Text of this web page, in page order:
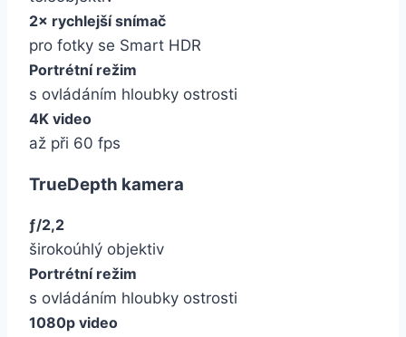
2× rychlejší snímač
pro fotky se Smart HDR
Portrétní režim
s ovládáním hloubky ostrosti
4K video
až při 60 fps
TrueDepth kamera
ƒ/2,2
širokoúhlý objektiv
Portrétní režim
s ovládáním hloubky ostrosti
1080p video